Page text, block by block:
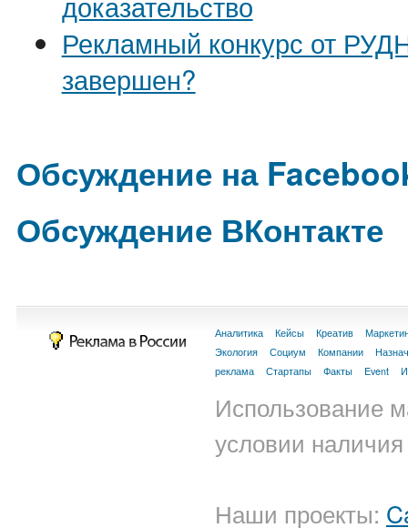
Рекламный конкурс от
завершен?
Обсуждение на
Обсуждение ВКонтакте
Аналитика Кейсы Креатив
Экология
Социум Компании
реклама
Стартапы Факты Event
Использование
условии
Наши проекты: